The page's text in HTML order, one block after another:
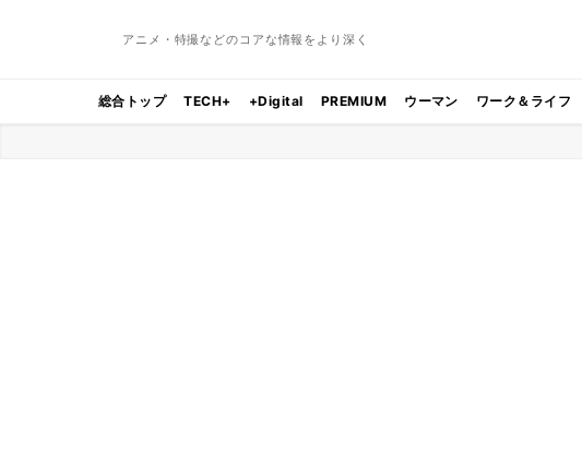
アニメ・特撮などのコアな情報をより深く
総合トップ TECH+ +Digital PREMIUM ウーマン ワーク＆ライフ